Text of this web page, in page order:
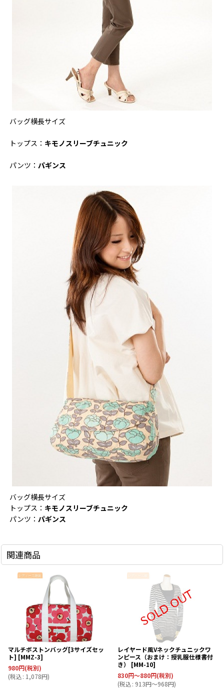
バッグ横長サイズ
トップス： キモノスリーブチュニック
パンツ： パギンス
バッグ横長サイズ
トップス： キモノスリーブチュニック
パンツ： パギンス
関連商品
マルチボストンバッグ[3サイズセッ
ト] [MMZ-3]
980円(税別)
(税込: 1,078円)
レイヤード風Vネックチュニックワ
ンピース（おまけ：授乳服仕様書付
き）
[MM-10]
830円～880円(税別)
(税込: 913円～968円)